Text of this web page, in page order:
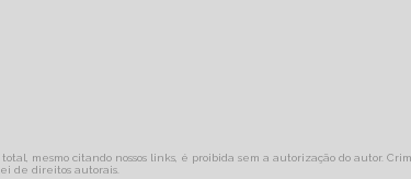
mesmo citando nossos links, é proibida sem a autorização do autor.
de direitos autorais.